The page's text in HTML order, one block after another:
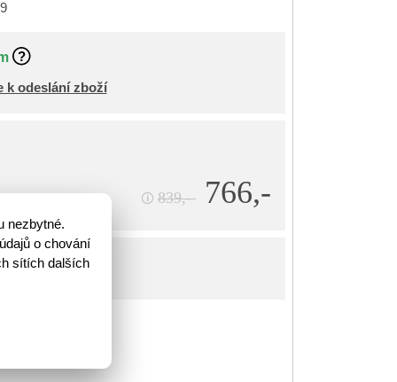
k odeslání zboží
🛈 839,- 766,-
nezbytné.
o chování
sítích dalších